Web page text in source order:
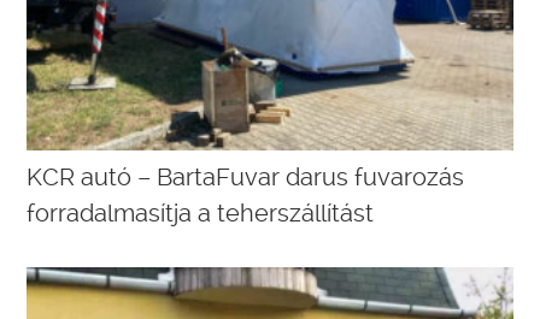
KCR autó – BartaFuvar darus fuvarozás
forradalmasítja a teherszállítást